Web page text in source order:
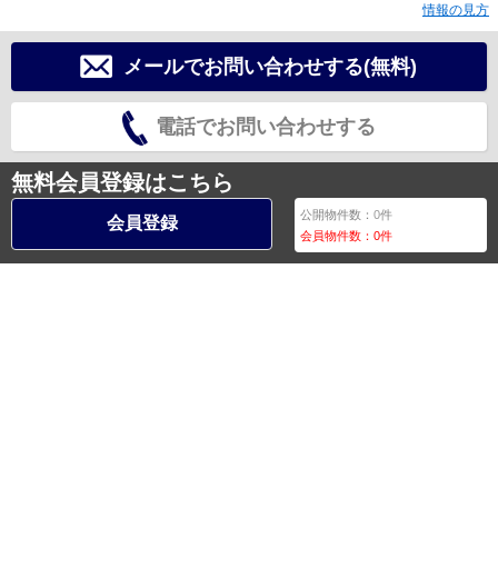
情報の見方
メールでお問い合わせする(無料)
電話でお問い合わせする
無料会員登録はこちら
会員登録 公開物件数：0件
会員物件数：0件